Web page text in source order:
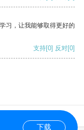
习，让我能够取得更好的
支持[0] 反对[0]
下载